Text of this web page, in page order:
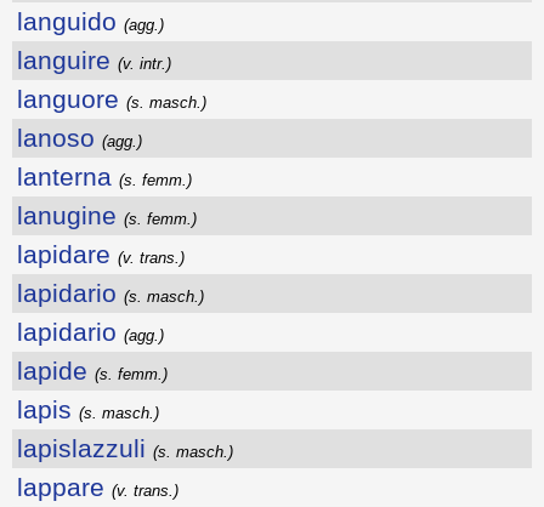
languido (agg.)
languire (v. intr.)
languore (s. masch.)
lanoso (agg.)
lanterna (s. femm.)
lanugine (s. femm.)
lapidare (v. trans.)
lapidario (s. masch.)
lapidario (agg.)
lapide (s. femm.)
lapis (s. masch.)
lapislazzuli (s. masch.)
lappare (v. trans.)